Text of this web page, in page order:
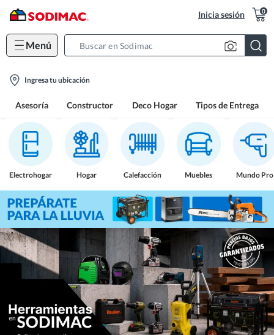
Inicia sesión 0
Menú
location-
Ingresa tu ubicación
Asesoría Constructor Deco Hogar Tipos de Entrega
Electrohogar Hogar Calefacción Muebles Mundo Pro